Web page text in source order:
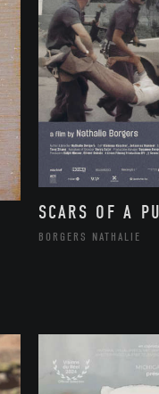
SCARS OF A
BORGERS NATHALIE